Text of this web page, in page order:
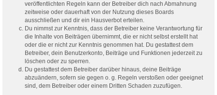
veröffentlichten Regeln kann der Betreiber dich nach Abmahnung
zeitweise oder dauerhaft von der Nutzung dieses Boards
ausschließen und dir ein Hausverbot erteilen.
Du nimmst zur Kenntnis, dass der Betreiber keine Verantwortung für
die Inhalte von Beiträgen übernimmt, die er nicht selbst erstellt hat
oder die er nicht zur Kenntnis genommen hat. Du gestattest dem
Betreiber, dein Benutzerkonto, Beiträge und Funktionen jederzeit zu
löschen oder zu sperren.
Du gestattest dem Betreiber darüber hinaus, deine Beiträge
abzuändern, sofern sie gegen o. g. Regeln verstoßen oder geeignet
sind, dem Betreiber oder einem Dritten Schaden zuzufügen.